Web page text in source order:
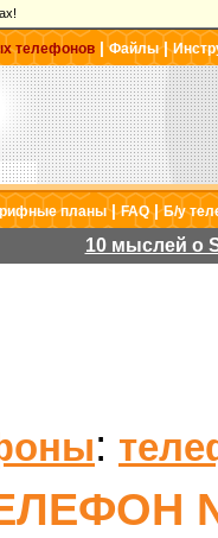
телефонов |Файлы|
планы|FAQ|Б/у
10 мыслей о
: